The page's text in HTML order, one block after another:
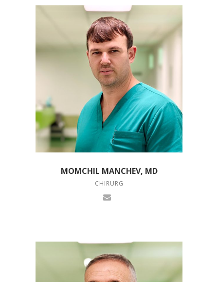
MOMCHIL MANCHEV, MD
CHIRURG